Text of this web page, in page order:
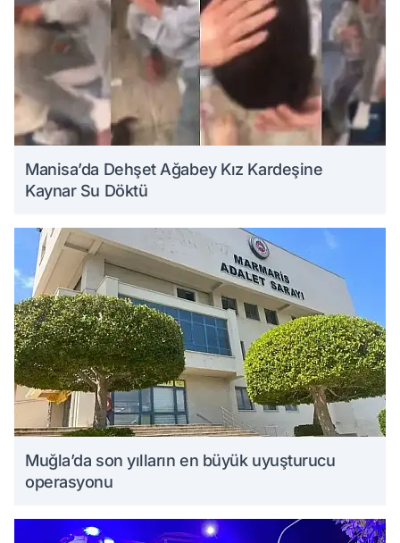
Manisa’da Dehşet Ağabey Kız Kardeşine
Kaynar Su Döktü
Muğla’da son yılların en büyük uyuşturucu
operasyonu